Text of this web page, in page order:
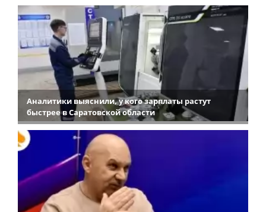
Аналитики выяснили, у кого зарплаты растут
быстрее в Саратовской области